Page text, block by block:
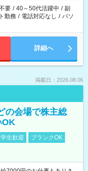
要 / 40～50代活躍中 / 副
勤務 / 電話対応なし / パソ
詳細へ
掲載日：2026.08.06
の会場で株主総
OK
生歓迎
ブランクOK